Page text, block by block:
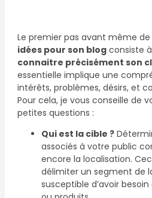
Le premier pas avant même de
idées pour son blog consiste à
connaitre précisément son
essentielle implique une
intérêts, problèmes, désirs, et
Pour cela, je vous conseille de
petites questions :
Qui est la cible ?
associés à votre public
encore la localisation.
délimiter un segment de
susceptible d’avoir